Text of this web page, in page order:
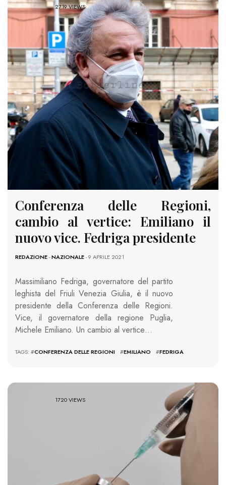
2719 VIEWS
Conferenza delle Regioni,
cambio al vertice: Emiliano il
nuovo vice. Fedriga presidente
REDAZIONE-NAZIONALE- 9 APRILE 2021
Massimiliano Fedriga, governatore del partito
leghista del Friuli Venezia Giulia, è il nuovo
presidente della Conferenza delle Regioni.
Vice, il governatore della regione Puglia,
Michele Emiliano. Un cambio al vertice…
TAGS: #CONFERENZA DELLE REGIONI #EMILIANO #FEDRIGA
1720 VIEWS